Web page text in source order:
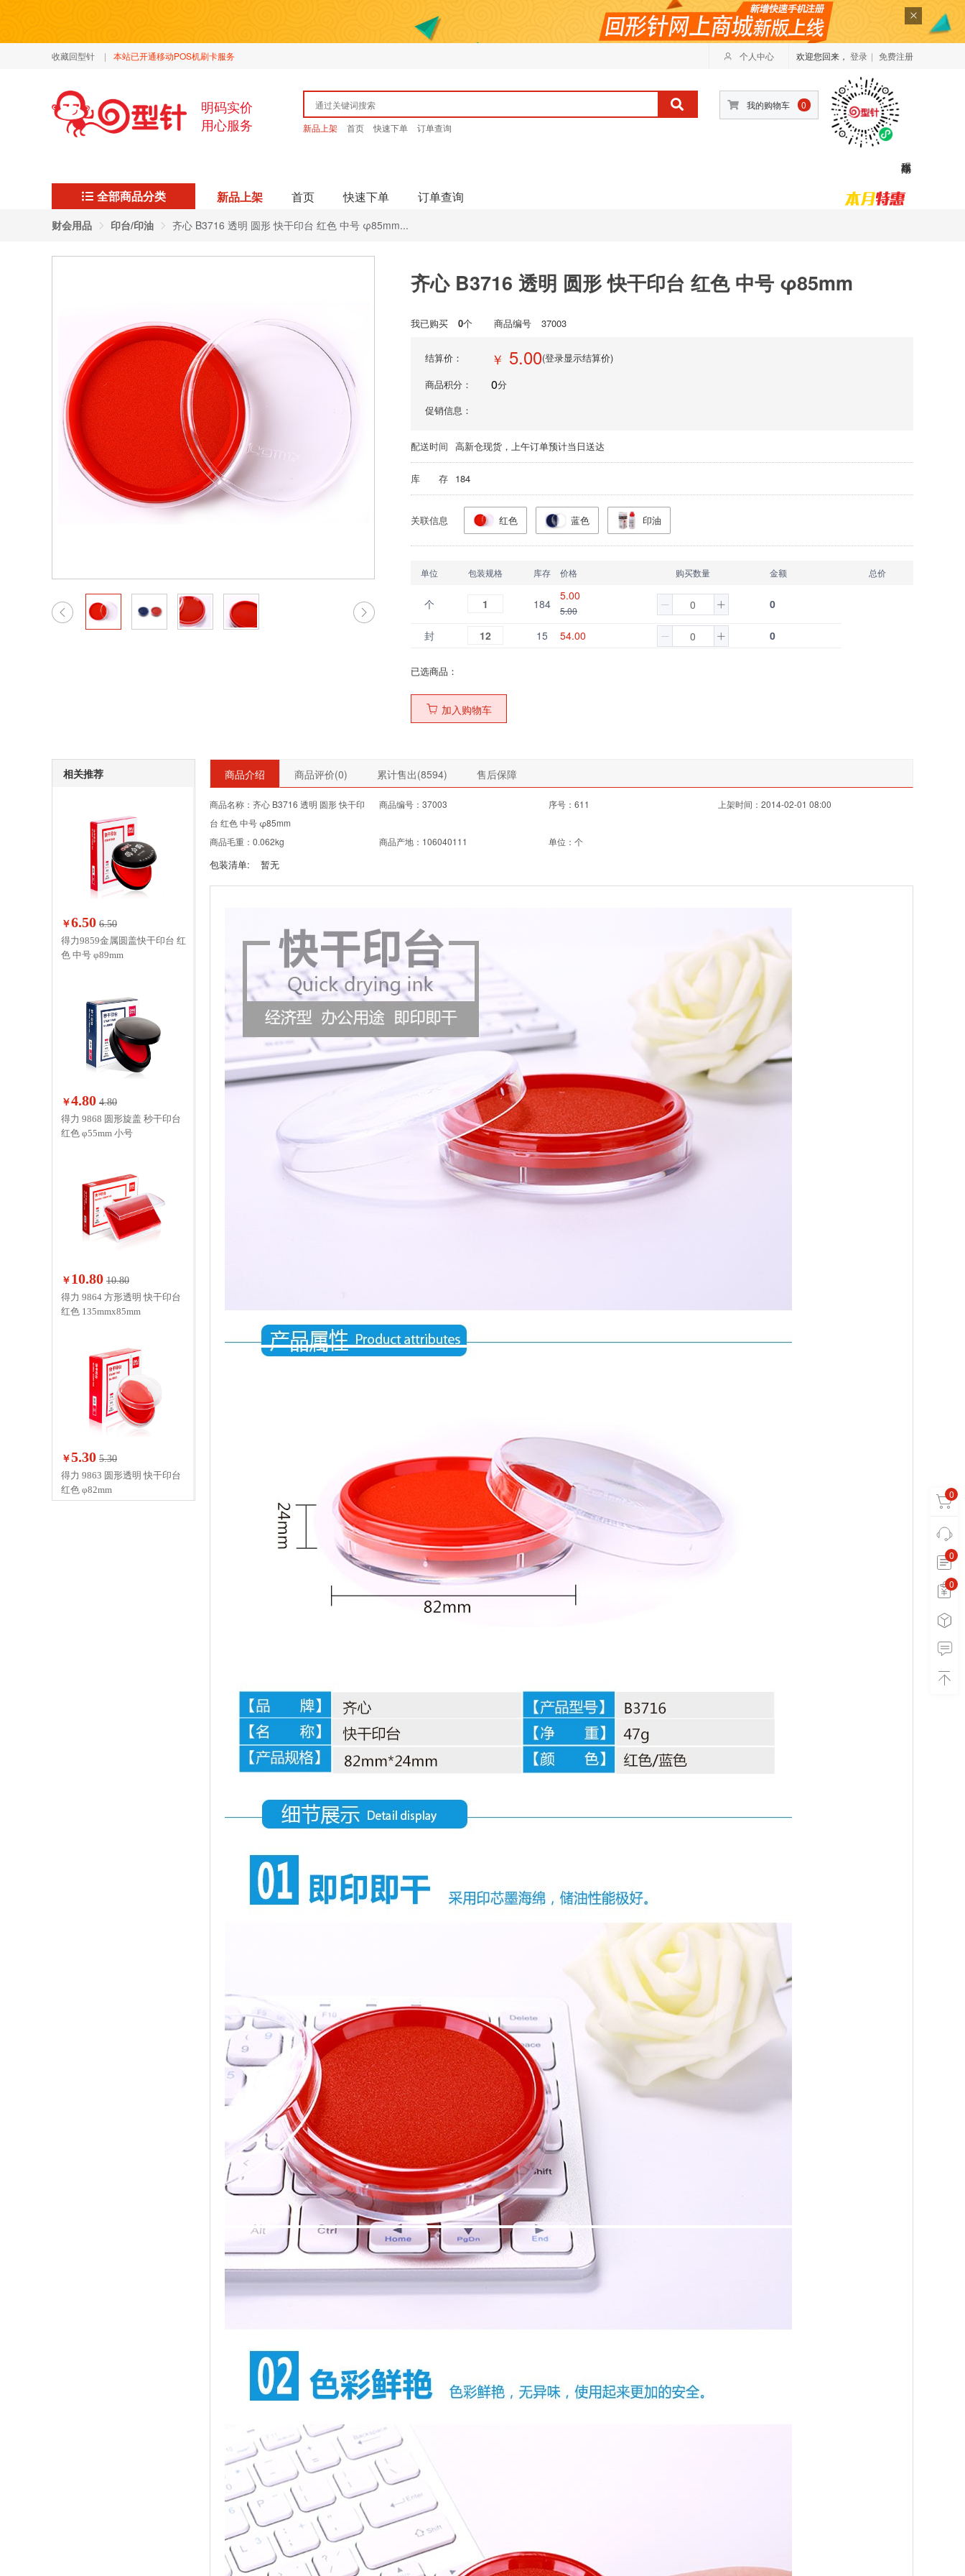
收藏回型针 | 本站已开通移动POS机刷卡服务 欢迎您回来， 登录 | 免费注册
个人中心
明码实价
用心服务
新品上架 首页 快速下单 订单查询
我的购物车 0
全部商品分类 新品上架 首页 快速下单 订单查询
0
0
0 0
财会用品 印台/印油 齐心 B3716 透明 圆形 快干印台 红色 中号 φ85mm...
齐心 B3716 透明 圆形 快干印台 红色 中号 φ85mm
我已购买 0个 商品编号 37003
结算价： ￥ 5.00(登录显示结算价)
商品积分：
0分
促销信息：
配送时间 高新仓现货，上午订单预计当日送达
库 存 184
关联信息 红色 蓝色 印油
单位 包装规格 库存 价格 购买数量 金额 总价
个 1 184
5.00
5.00 0
封 12 15 54.00 0
已选商品：
加入购物车
相关推荐
￥6.50 6.50
得力9859金属圆盖快干印台 红
色 中号 φ89mm
￥4.80 4.80
得力 9868 圆形旋盖 秒干印台
红色 φ55mm 小号
￥ 10.80 10.80
得力 9864 方形透明 快干印台
红色 135mmx85mm
￥5.30 5.30
得力 9863 圆形透明 快干印台
红色 φ82mm
商品介绍 商品评价(0) 累计售出(8594) 售后保障
商品名称：齐心 B3716 透明 圆形 快干印
台 红色 中号 φ85mm
商品编号：37003 序号：611 上架时间：2014-02-01 08:00
商品毛重：0.062kg 商品产地：106040111 单位：个
包装清单: 暂无